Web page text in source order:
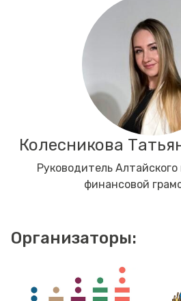
Колесникова
Руководитель Алтайского
финансовой
Организаторы: